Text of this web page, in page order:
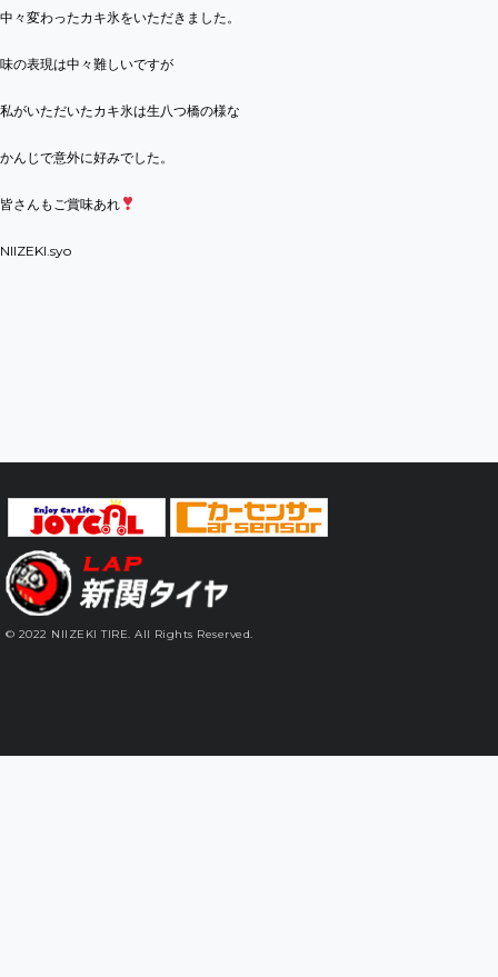
中々変わったカキ氷をいただきました。
味の表現は中々難しいですが
私がいただいたカキ氷は生八つ橋の様な
かんじで意外に好みでした。
皆さんもご賞味あれ
NIIZEKI.syo
© 2022 NIIZEKI TIRE. All Rights Reserved.